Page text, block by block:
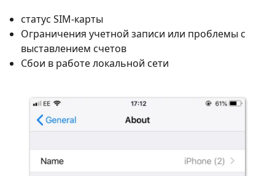
статус SIM-карты
Ограничения учетной записи или проблемы с
выставлением счетов
Сбои в работе локальной сети